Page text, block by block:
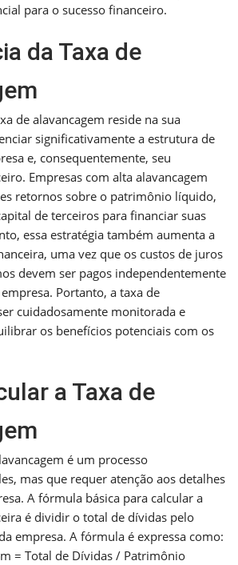
para o sucesso financeiro.
da Taxa de
de alavancagem reside na sua
significativamente a estrutura de
e, consequentemente, seu
Empresas com alta alavancagem
retornos sobre o patrimônio líquido,
de terceiros para financiar suas
essa estratégia também aumenta a
uma vez que os custos de juros
devem ser pagos independentemente
Portanto, a taxa de
cuidadosamente monitorada e
os benefícios potenciais com os
a Taxa de
é um processo
mas que requer atenção aos detalhes
A fórmula básica para calcular a
é dividir o total de dívidas pelo
empresa. A fórmula é expressa como:
= Total de Dívidas / Patrimônio